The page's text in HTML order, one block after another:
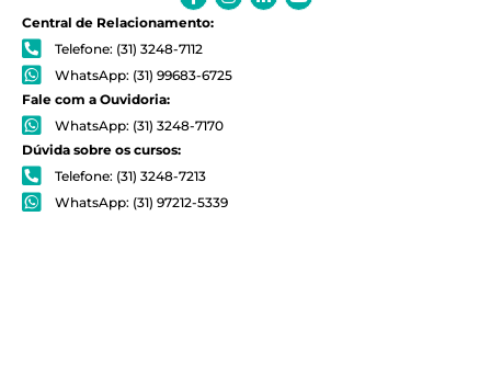
f in
Central de Relacionamento:
Telefone: (31) 3248-7112
WhatsApp: (31) 99683-6725
Fale com a Ouvidoria:
WhatsApp: (31) 3248-7170
Dúvida sobre os cursos:
Telefone: (31) 3248-7213
WhatsApp: (31) 97212-5339